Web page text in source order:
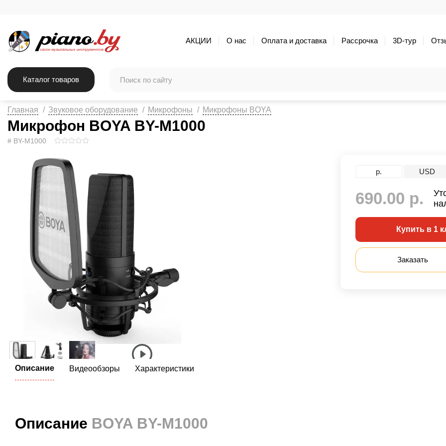
АКЦИИ О нас Оплата и доставка Рассрочка 3D-тур
Каталог товаров
Главная Звуковое оборудование Микрофоны Микрофоны BOYA
Микрофон BOYA BY-M1000
# BY-M1000
р. USD
690.00 р.
Купить в 1
Заказать
Описание Видеообзоры Характеристики
Описание BOYA BY-M1000